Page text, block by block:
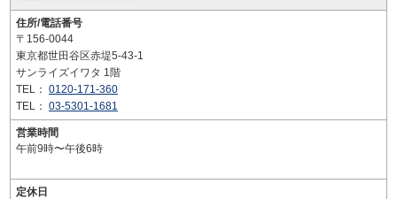
住所/電話番号
〒156-0044
東京都世田谷区赤堤5-43-1
サンライズイワタ 1階
TEL： 0120-171-360
TEL： 03-5301-1681
営業時間
午前9時〜午後6時
定休日